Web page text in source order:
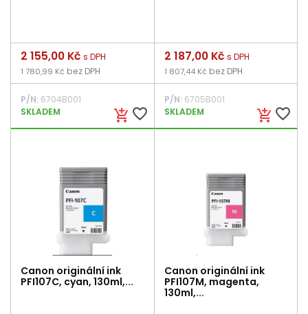
add_shopping_cart favorite_border
Cena
2 155,00 Kč s DPH
1 780,99 Kč bez DPH
P/N: 6704B001
SKLADEM
add_shopping_cart favorite_border
Cena
2 187,00 Kč s DPH
1 807,44 Kč bez DPH
P/N:6705B001
SKLADEM
Canon originální ink
PFI107C, cyan, 130ml,...
Canon originální ink
PFI107M, magenta,
130ml,...